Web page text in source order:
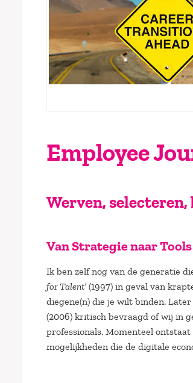
Employee
Werven,
Van Strategie naar Tools
Ik ben zelf nog van de generatie
for Talent’(1997) in geval van
diegene(n) die je wilt binden.
(2006) kritisch bevraagd of wij in
professionals. Momenteel
mogelijkheden die de digitale